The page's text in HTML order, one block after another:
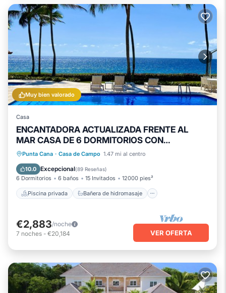
Muy bien valorado
Casa
ENCANTADORA ACTUALIZADA FRENTE AL
MAR CASA DE 6 DORMITORIOS CON
PERSONAL COMPLETO
Punta Cana · Casa de Campo 1.47 mi al centro
10.0 Excepcional(89 Reseñas)
6 Dormitorios 6 baños 15 Invitados 12000 pies²
Piscina privada Bañera de hidromasaje
Piscina privada
Bañera de hidromasaje
Piscina
Vista al mar
€2,883/noche
7 noches - €20,184 VER OFERTA